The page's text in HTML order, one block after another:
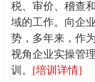
税、审价、稽查
域的工作。向企
势，多年来，作
视角企业实操管
训。 [培训详情]